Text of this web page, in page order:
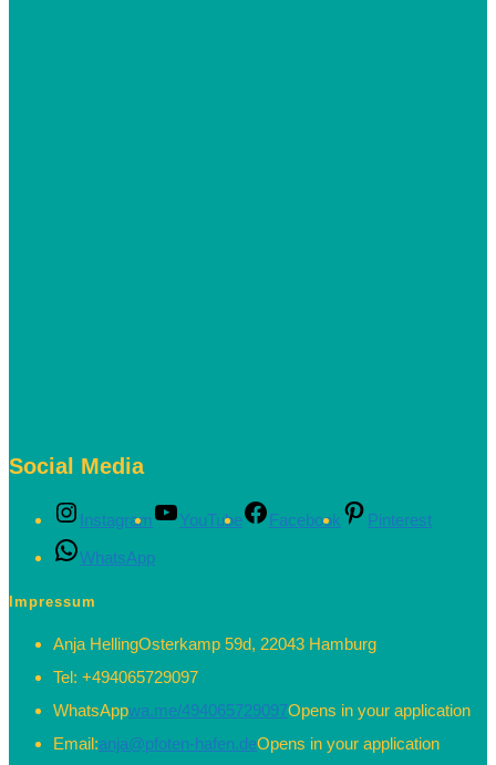
Social Media
Instagram YouTube Facebook
Pinterest
WhatsApp
Impressum
Anja HellingOsterkamp 59d, 22043 Hamburg
Tel: +494065729097
WhatsAppwa.me/494065729097Opens in your application
Email:anja@pfoten-hafen.deOpens in your application